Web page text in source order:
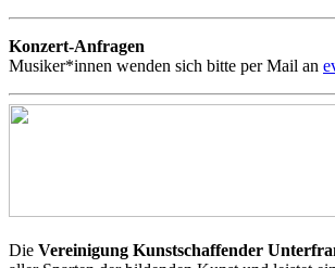
Konzert-Anfragen
Musiker*innen wenden sich bitte per Mail an
Die Vereinigung Kunstschaffender